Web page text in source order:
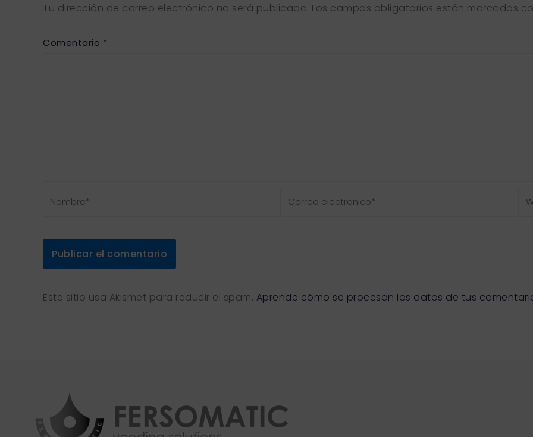
Tu dirección de correo electrónico no será publicada. Los campos obligatorios están marcados
Comentario *
Nombre*
Correo
Este sitio usa Akismet para reducir el spam. Aprende cómo se procesan los datos de tus